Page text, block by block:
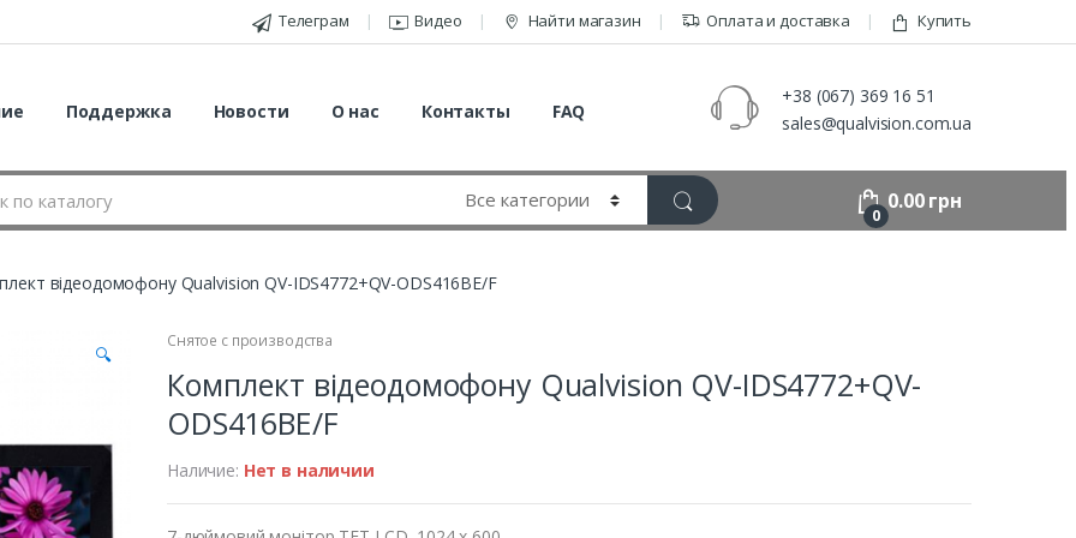
Телеграм Видео Найти магазин Оплата и доставка Купить
Поддержка Новости О нас Контакты FAQ
+38 (067) 369 16 51
sales@qualvision.com.ua
0
0.00грн
відеодомофону Qualvision QV-IDS4772+QV-ODS416BE/F
🔍
Снятое с производства
Комплект відеодомофону Qualvision QV-IDS4772+QV-
ODS416BE/F
Наличие: Нет в наличии